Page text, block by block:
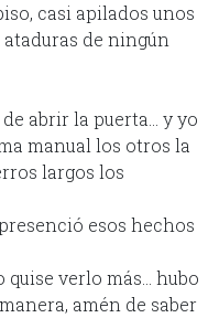
casi apilados unos
de ningún
abrir la puerta… y yo
manual los otros la
largos los
esos hechos
quise verlo más… hubo
amén de saber